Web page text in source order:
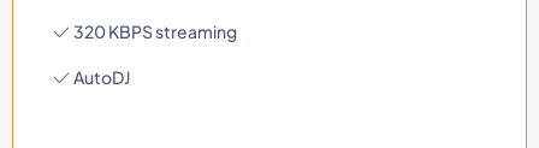
320 KBPS streaming
AutoDJ